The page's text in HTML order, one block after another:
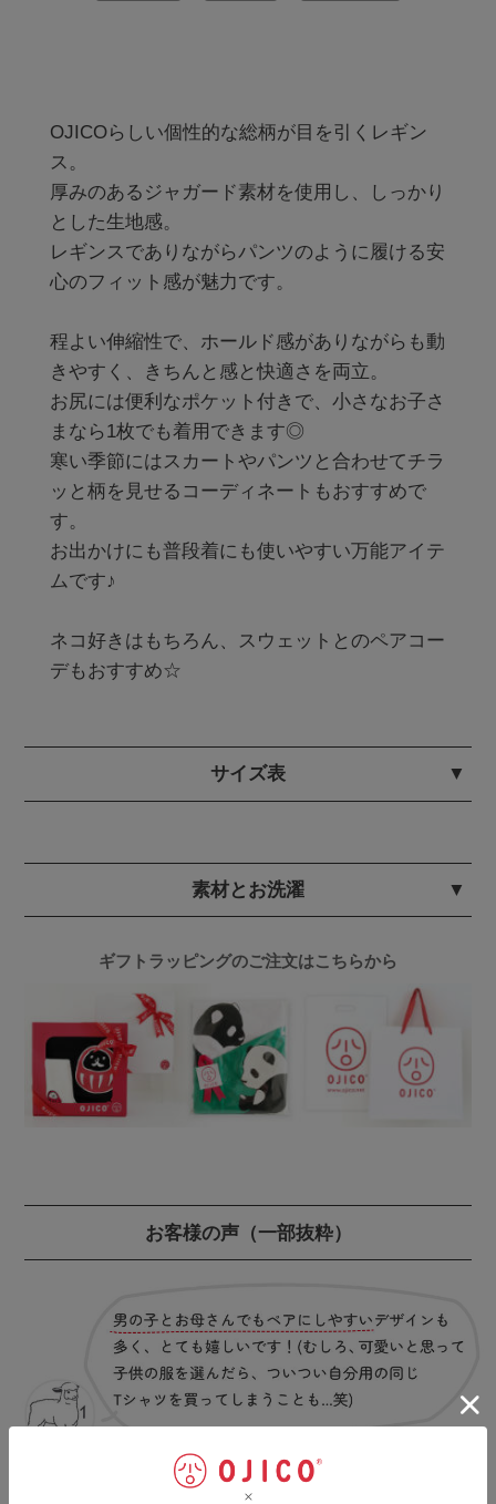
OJICOらしい個性的な総柄が目を引くレギン
ス。
厚みのあるジャガード素材を使用し、しっかり
とした生地感。
レギンスでありながらパンツのように履ける安
心のフィット感が魅力です。
程よい伸縮性で、ホールド感がありながらも動
きやすく、きちんと感と快適さを両立。
お尻には便利なポケット付きで、小さなお子さ
まなら1枚でも着用できます◎
寒い季節にはスカートやパンツと合わせてチラ
ッと柄を見せるコーディネートもおすすめで
す。
お出かけにも普段着にも使いやすい万能アイテ
ムです♪
ネコ好きはもちろん、スウェットとのペアコー
サイズ表
素材とお洗濯
ギフトラッピングのご注文はこちらから
お客様の声（一部抜粋）